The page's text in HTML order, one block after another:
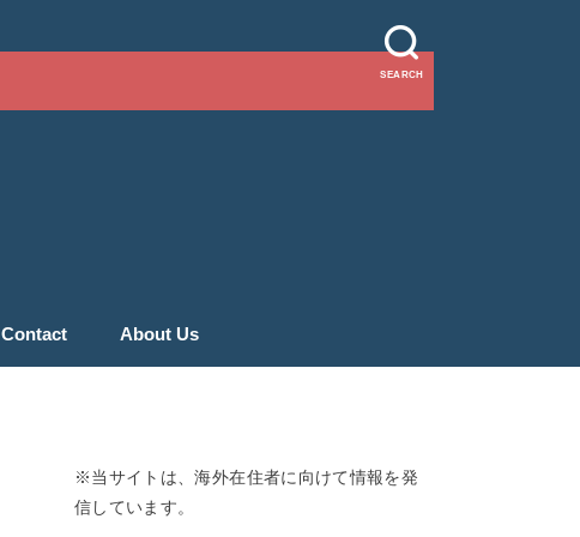
SEARCH
Contact About Us
※当サイトは、海外在住者に向けて情報を発
信しています。